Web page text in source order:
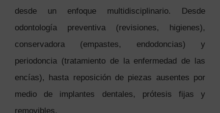
desde un enfoque multidisciplinario. Desde
odontología preventiva (revisiones, higienes),
conservadora (empastes, endodoncias) y
periodoncia (tratamiento de la enfermedad de las
encías), hasta reposición de piezas ausentes por
medio de implantes dentales, prótesis fijas y
removibles.